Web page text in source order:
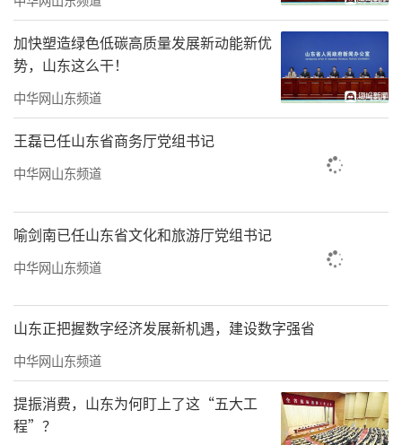
加快塑造绿色低碳高质量发展新动能新优
势，山东这么干！
中华网山东频道
王磊已任山东省商务厅党组书记
中华网山东频道
喻剑南已任山东省文化和旅游厅党组书记
中华网山东频道
山东正把握数字经济发展新机遇，建设数字强省
中华网山东频道
提振消费，山东为何盯上了这“五大工
程”？